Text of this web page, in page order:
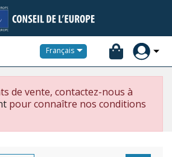
Français
de vente, contactez-nous à
pour connaître nos conditions